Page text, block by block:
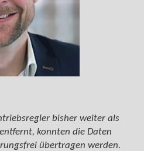
bisher weiter als
konnten die Daten
übertragen werden.